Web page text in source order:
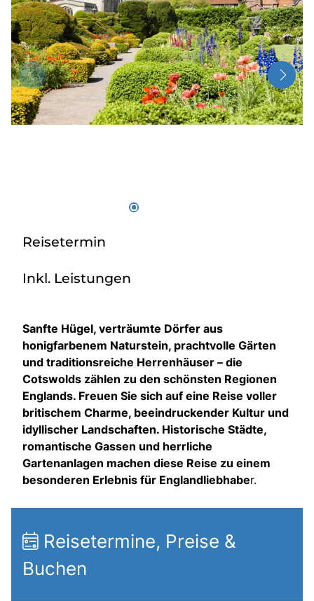
Über Bus dich weg!
Radio
Sie befinden sich in:
Deutschland
Reisetermin
Inkl. Leistungen
Sanfte Hügel, verträumte Dörfer aus
honigfarbenem Naturstein, prachtvolle Gärten
und traditionsreiche Herrenhäuser – die
Cotswolds zählen zu den schönsten Regionen
Englands. Freuen Sie sich auf eine Reise voller
britischem Charme, beeindruckender Kultur und
idyllischer Landschaften. Historische Städte,
romantische Gassen und herrliche
Gartenanlagen machen diese Reise zu einem
besonderen Erlebnis für Englandliebhaber.
Reisetermine, Preise &
Buchen